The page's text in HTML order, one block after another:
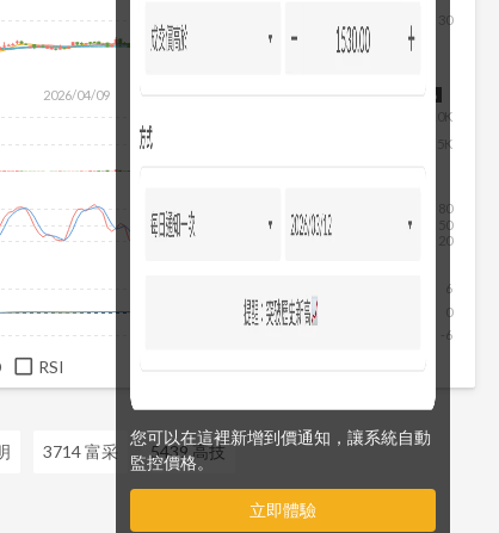
您可以在這裡新增到價通知，讓系統自動
監控價格。
立即體驗
2026/04/09
30
2026/08/06
5K
10K
20
50
80
-6
0
6
RSI
3714 富采 5439 高技